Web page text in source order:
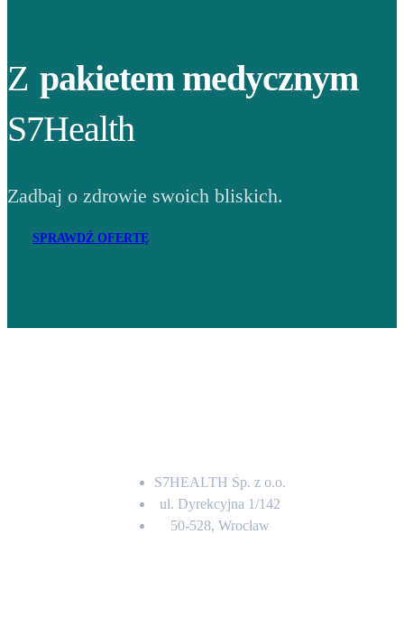
Z pakietem medycznym
S7Health
Zadbaj o zdrowie swoich bliskich.
SPRAWDŹ OFERTĘ
S7HEALTH Sp. z o.o.
ul. Dyrekcyjna 1/142
50-528, Wrocław